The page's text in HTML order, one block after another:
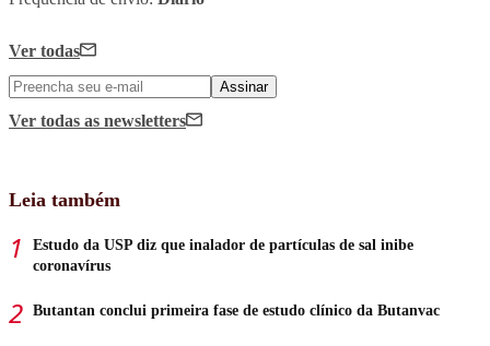
Ver todas
Assinar
Ver todas as newsletters
Leia também
Estudo da USP diz que inalador de partículas de sal inibe
coronavírus
Butantan conclui primeira fase de estudo clínico da Butanvac